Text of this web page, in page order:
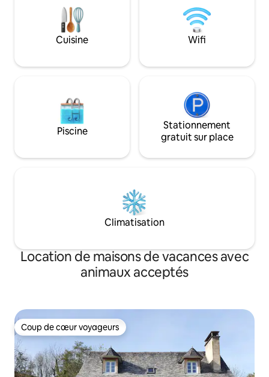
Parking privé sur
proximité
Cuisine Wifi
Piscine
Stationnement
gratuit sur place
Climatisation
Location de maisons de vacances avec
animaux acceptés
Coup de cœur voyageurs
Coup de cœur voyageurs